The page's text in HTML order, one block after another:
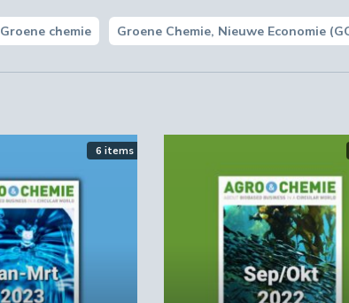
Groene chemie Groene Chemie, Nieuwe Economie
6 items